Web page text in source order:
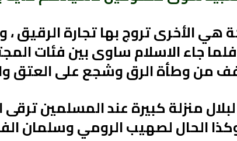
الأخرى تروج بها تجارة الرقيق ،
جاء الاسلام ساوى بين فئات
من وطأة الرق وشجع على العتق
منزلة كبيرة عند المسلمين
الحال لصهيب الرومي وسلمان